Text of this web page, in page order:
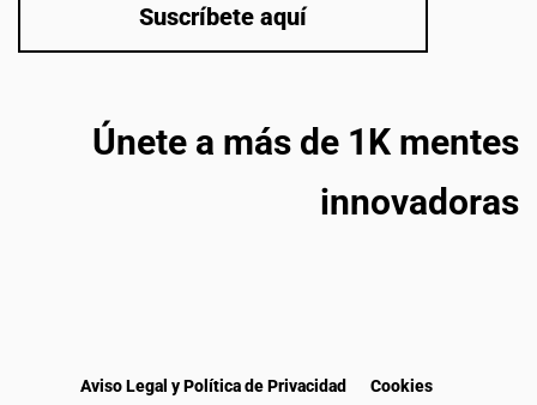
Suscríbete aquí
Únete a más de 1K mentes
innovadoras
Aviso Legal y Política de Privacidad Cookies